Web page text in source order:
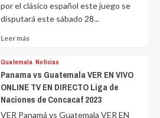
por el clásico español este juego se
disputará este sábado 28...
Leer másLeer
sobre
Guatemala Noticias
Panama vs Guatemala VER EN VIVO
ONLINE TV EN DIRECTO Liga de
Naciones de Concacaf 2023
VER Panamá vs Guatemala VER EN